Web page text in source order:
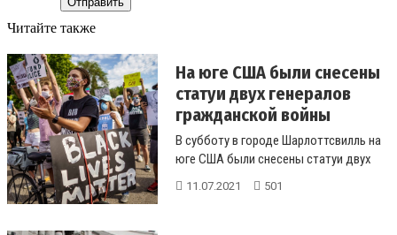
Читайте также
На юге США были снесены
статуи двух генералов
гражданской войны
В субботу в городе Шарлоттсвилль на
юге США были снесены статуи двух
генералов гражданской войны, вы...
11.07.2021 501